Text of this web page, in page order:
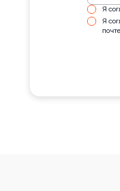
Я
Я
почте